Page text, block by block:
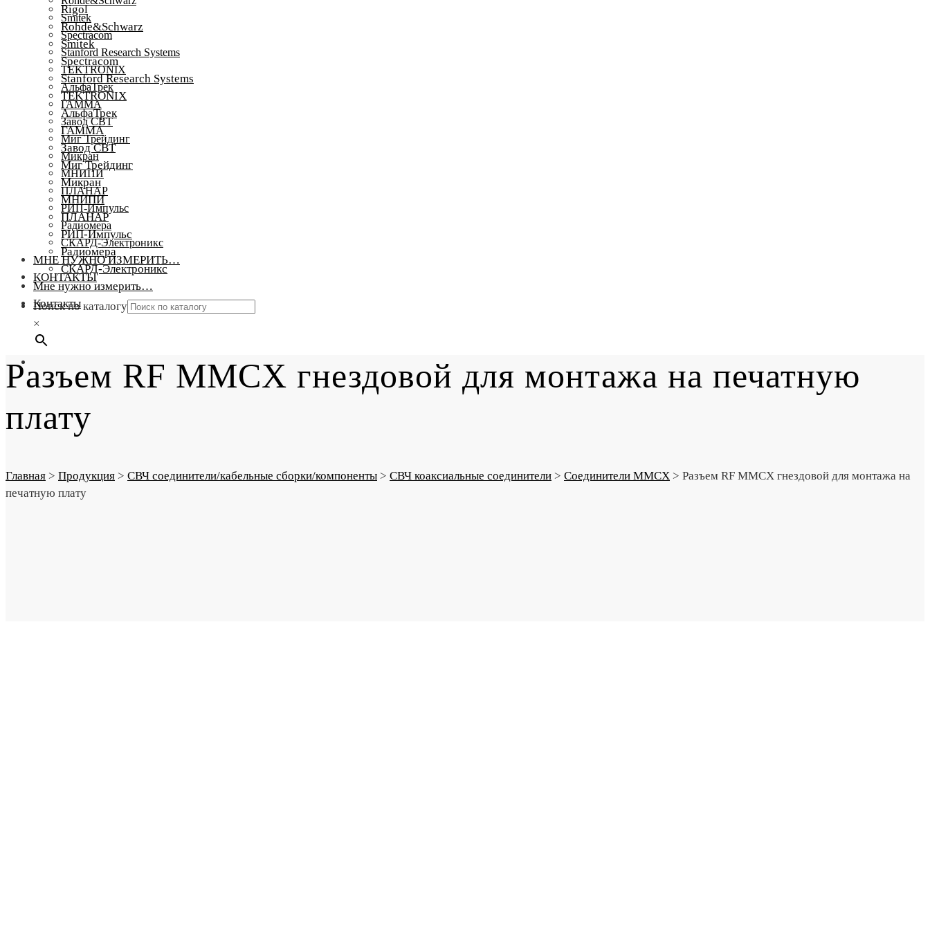
Smitek
Spectracom
Stanford Research Systems
TEKTRONIX
АльфаТрек
ГАММА
Завод СВТ
Миг Трейдинг
Микран
МНИПИ
ПЛАНАР
РИП-Импульс
Радиомера
СКАРД-Электроникс
МНЕ НУЖНО ИЗМЕРИТЬ…
КОНТАКТЫ
Поиск по каталогу
×
Rigol
Rohde&Schwarz
Smitek
Spectracom
Stanford Research Systems
TEKTRONIX
АльфаТрек
ГАММА
Завод СВТ
Миг Трейдинг
Микран
МНИПИ
ПЛАНАР
РИП-Импульс
Радиомера
СКАРД-Электроникс
Мне нужно измерить…
Контакты
Разъем RF MMCX гнездовой для монтажа на печатную
плату
Главная > Продукция > СВЧ соединители/кабельные сборки/компоненты > СВЧ коаксиальные соединители > Соединители MMCX > Разъем RF MMCX гнездовой для монтажа на
печатную плату